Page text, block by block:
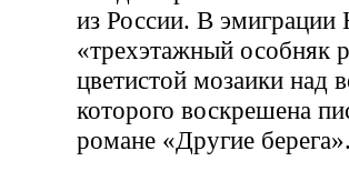
из России. В эмиграции
«трехэтажный особняк
цветистой мозаики над
которого воскрешена
романе «Другие берега».